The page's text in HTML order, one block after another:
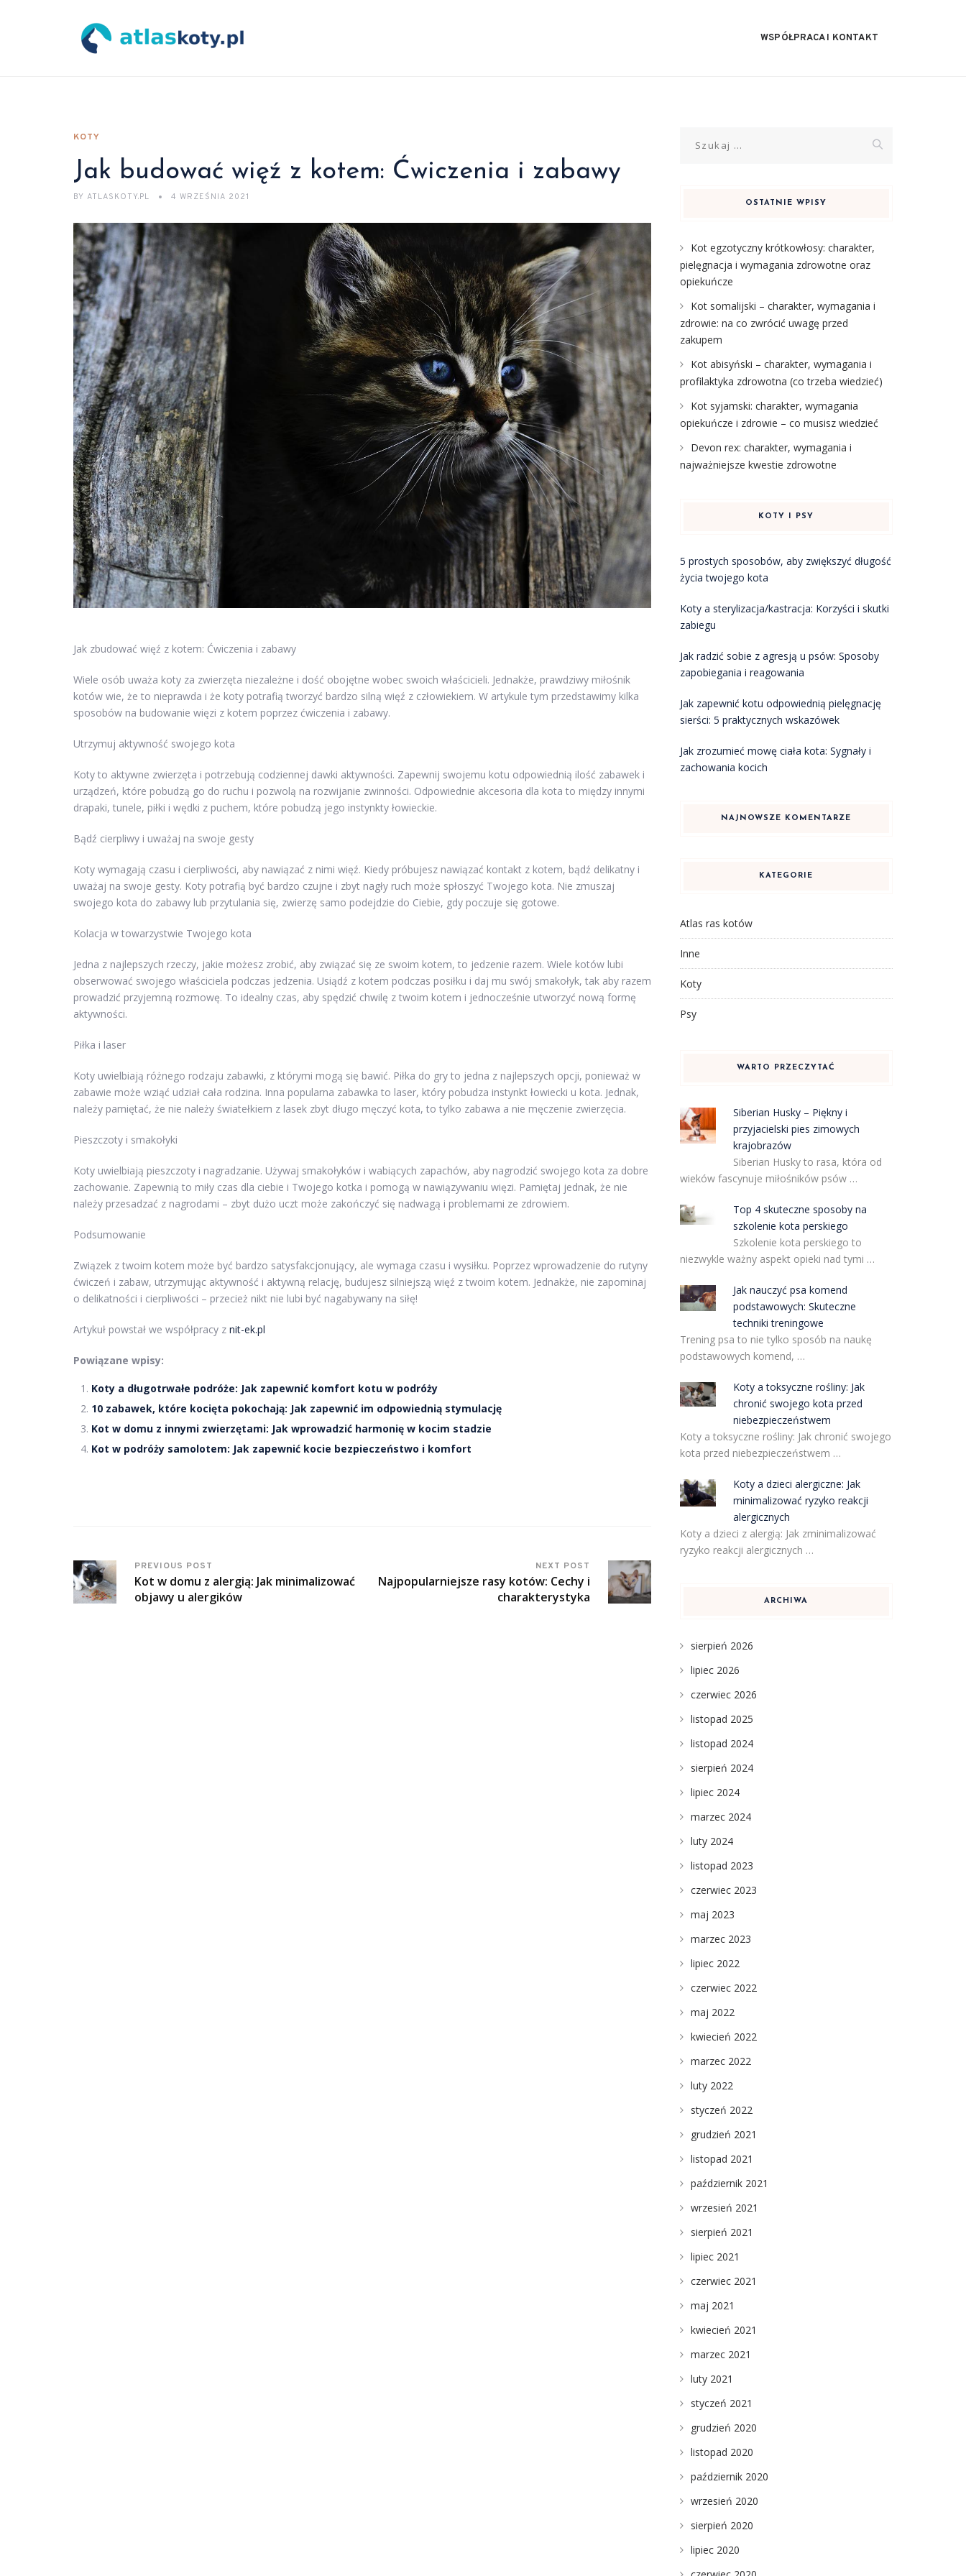
WSPÓŁPRACA I KONTAKT
KOTY
Jak budować więź z kotem: Ćwiczenia i zabawy
BY ATLASKOTY.PL 4 WRZEŚNIA 2021
Jak zbudować więź z kotem: Ćwiczenia i zabawy
Wiele osób uważa koty za zwierzęta niezależne i dość obojętne wobec swoich właścicieli. Jednakże, prawdziwy miłośnik
kotów wie, że to nieprawda i że koty potrafią tworzyć bardzo silną więź z człowiekiem. W artykule tym przedstawimy kilka
sposobów na budowanie więzi z kotem poprzez ćwiczenia i zabawy.
Utrzymuj aktywność swojego kota
Koty to aktywne zwierzęta i potrzebują codziennej dawki aktywności. Zapewnij swojemu kotu odpowiednią ilość zabawek i
urządzeń, które pobudzą go do ruchu i pozwolą na rozwijanie zwinności. Odpowiednie akcesoria dla kota to między innymi
drapaki, tunele, piłki i wędki z puchem, które pobudzą jego instynkty łowieckie.
Bądź cierpliwy i uważaj na swoje gesty
Koty wymagają czasu i cierpliwości, aby nawiązać z nimi więź. Kiedy próbujesz nawiązać kontakt z kotem, bądź delikatny i
uważaj na swoje gesty. Koty potrafią być bardzo czujne i zbyt nagły ruch może spłoszyć Twojego kota. Nie zmuszaj
swojego kota do zabawy lub przytulania się, zwierzę samo podejdzie do Ciebie, gdy poczuje się gotowe.
Kolacja w towarzystwie Twojego kota
Jedna z najlepszych rzeczy, jakie możesz zrobić, aby związać się ze swoim kotem, to jedzenie razem. Wiele kotów lubi
obserwować swojego właściciela podczas jedzenia. Usiądź z kotem podczas posiłku i daj mu swój smakołyk, tak aby razem
prowadzić przyjemną rozmowę. To idealny czas, aby spędzić chwilę z twoim kotem i jednocześnie utworzyć nową formę
aktywności.
Piłka i laser
Koty uwielbiają różnego rodzaju zabawki, z którymi mogą się bawić. Piłka do gry to jedna z najlepszych opcji, ponieważ w
zabawie może wziąć udział cała rodzina. Inna popularna zabawka to laser, który pobudza instynkt łowiecki u kota. Jednak,
należy pamiętać, że nie należy światełkiem z lasek zbyt długo męczyć kota, to tylko zabawa a nie męczenie zwierzęcia.
Pieszczoty i smakołyki
Koty uwielbiają pieszczoty i nagradzanie. Używaj smakołyków i wabiących zapachów, aby nagrodzić swojego kota za dobre
zachowanie. Zapewnią to miły czas dla ciebie i Twojego kotka i pomogą w nawiązywaniu więzi. Pamiętaj jednak, że nie
należy przesadzać z nagrodami – zbyt dużo uczt może zakończyć się nadwagą i problemami ze zdrowiem.
Podsumowanie
Związek z twoim kotem może być bardzo satysfakcjonujący, ale wymaga czasu i wysiłku. Poprzez wprowadzenie do rutyny
ćwiczeń i zabaw, utrzymując aktywność i aktywną relację, budujesz silniejszą więź z twoim kotem. Jednakże, nie zapominaj
o delikatności i cierpliwości – przecież nikt nie lubi być nagabywany na siłę!
Artykuł powstał we współpracy z nit-ek.pl
Powiązane wpisy:
Koty a długotrwałe podróże: Jak zapewnić komfort kotu w podróży
10 zabawek, które kocięta pokochają: Jak zapewnić im odpowiednią stymulację
Kot w domu z innymi zwierzętami: Jak wprowadzić harmonię w kocim stadzie
Kot w podróży samolotem: Jak zapewnić kocie bezpieczeństwo i komfort
PREVIOUS POST
Kot w domu z alergią: Jak minimalizować
objawy u alergików
NEXT POST
Najpopularniejsze rasy kotów: Cechy i
charakterystyka
OSTATNIE WPISY
Kot egzotyczny krótkowłosy: charakter,
pielęgnacja i wymagania zdrowotne oraz
opiekuńcze
Kot somalijski – charakter, wymagania i
zdrowie: na co zwrócić uwagę przed
zakupem
Kot abisyński – charakter, wymagania i
profilaktyka zdrowotna (co trzeba wiedzieć)
Kot syjamski: charakter, wymagania
opiekuńcze i zdrowie – co musisz wiedzieć
Devon rex: charakter, wymagania i
najważniejsze kwestie zdrowotne
KOTY I PSY
5 prostych sposobów, aby zwiększyć długość
życia twojego kota
Koty a sterylizacja/kastracja: Korzyści i skutki
zabiegu
Jak radzić sobie z agresją u psów: Sposoby
zapobiegania i reagowania
Jak zapewnić kotu odpowiednią pielęgnację
sierści: 5 praktycznych wskazówek
Jak zrozumieć mowę ciała kota: Sygnały i
zachowania kocich
NAJNOWSZE KOMENTARZE
KATEGORIE
Atlas ras kotów
Inne
Koty
Psy
WARTO PRZECZYTAĆ
Siberian Husky – Piękny i
przyjacielski pies zimowych
krajobrazów
Siberian Husky to rasa, która od
wieków fascynuje miłośników psów …
Top 4 skuteczne sposoby na
szkolenie kota perskiego
Szkolenie kota perskiego to
niezwykle ważny aspekt opieki nad tymi …
Jak nauczyć psa komend
podstawowych: Skuteczne
techniki treningowe
Trening psa to nie tylko sposób na naukę
podstawowych komend, …
Koty a toksyczne rośliny: Jak
chronić swojego kota przed
niebezpieczeństwem
Koty a toksyczne rośliny: Jak chronić swojego
kota przed niebezpieczeństwem …
Koty a dzieci alergiczne: Jak
minimalizować ryzyko reakcji
alergicznych
Koty a dzieci z alergią: Jak zminimalizować
ryzyko reakcji alergicznych …
ARCHIWA
sierpień 2026
lipiec 2026
czerwiec 2026
listopad 2025
listopad 2024
sierpień 2024
lipiec 2024
marzec 2024
luty 2024
listopad 2023
czerwiec 2023
maj 2023
marzec 2023
lipiec 2022
czerwiec 2022
maj 2022
kwiecień 2022
marzec 2022
luty 2022
styczeń 2022
grudzień 2021
listopad 2021
październik 2021
wrzesień 2021
sierpień 2021
lipiec 2021
czerwiec 2021
maj 2021
kwiecień 2021
marzec 2021
luty 2021
styczeń 2021
grudzień 2020
listopad 2020
październik 2020
wrzesień 2020
sierpień 2020
lipiec 2020